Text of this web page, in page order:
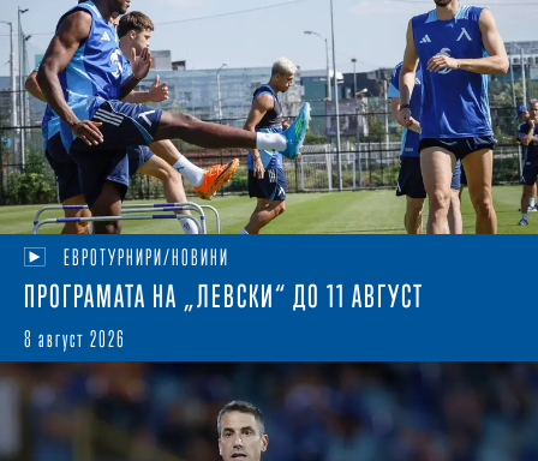
ЕВРОТУРНИРИ/НОВИНИ
ПРОГРАМАТА НА „ЛЕВСКИ“ ДО 11 АВГУСТ
8 август 2026